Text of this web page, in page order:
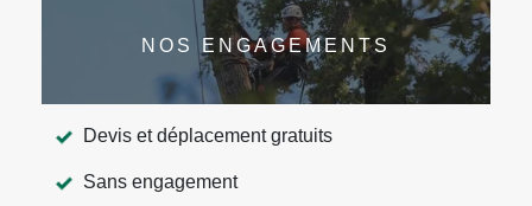
NOS ENGAGEMENTS
Devis et déplacement gratuits
Sans engagement